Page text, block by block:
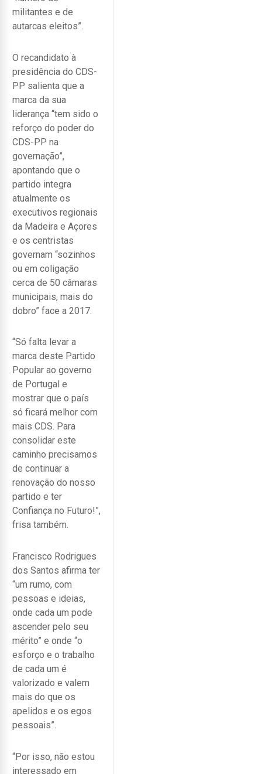
militantes e de
autarcas eleitos”.
O recandidato à
presidência do CDS-
PP salienta que a
marca da sua
liderança “tem sido o
reforço do poder do
CDS-PP na
governação”,
apontando que o
partido integra
atualmente os
executivos regionais
da Madeira e Açores
e os centristas
governam “sozinhos
ou em coligação
cerca de 50 câmaras
municipais, mais do
dobro” face a 2017.
“Só falta levar a
marca deste Partido
Popular ao governo
de Portugal e
mostrar que o país
só ficará melhor com
mais CDS. Para
consolidar este
caminho precisamos
de continuar a
renovação do nosso
partido e ter
Confiança no Futuro!”,
frisa também.
Francisco Rodrigues
dos Santos afirma ter
“um rumo, com
pessoas e ideias,
onde cada um pode
ascender pelo seu
mérito” e onde “o
esforço e o trabalho
de cada um é
valorizado e valem
mais do que os
apelidos e os egos
pessoais”.
“Por isso, não estou
interessado em